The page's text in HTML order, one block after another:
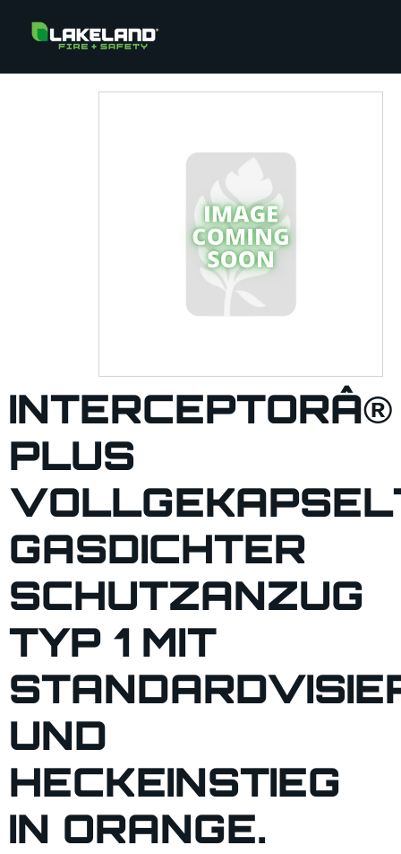
INTERCEPTORÂ®
PLUS
GASDICHTER
SCHUTZANZUG
TYP 1 MIT
UND
HECKEINSTIEG
IN ORANGE.